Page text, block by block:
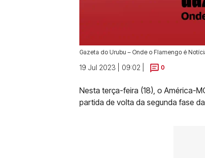
Gazeta do Urubu – Onde o Flamengo é
19 Jul 2023 | 09:02 | 0
Nesta terça-feira (18), o América-
partida de volta da segunda fase